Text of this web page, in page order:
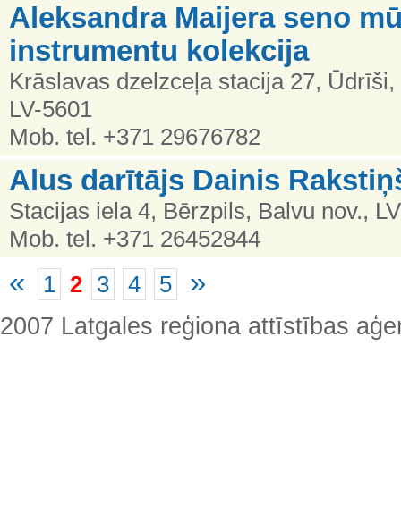
Aleksandra Maijera seno
instrumentu kolekcija
Krāslavas dzelzceļa stacija 27,
LV-5601
Mob. tel. +371 29676782
Alus darītājs Dainis
Stacijas iela 4, Bērzpils, Balvu nov.,
Mob. tel. +371 26452844
« 1 2 3 4 5 »
2007 Latgales reģiona attīstības